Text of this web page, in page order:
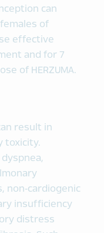
can
of
effective
and for 7
of HERZUMA.
result in
toxicity.
non‑cardiogenic
insufficiency
distress